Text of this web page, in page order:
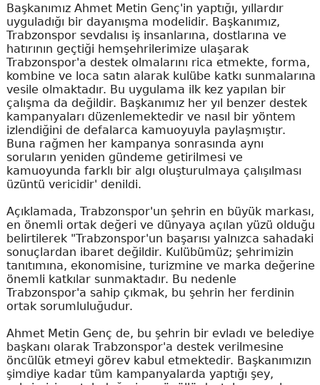
Başkanımız Ahmet Metin Genç'in yaptığı, yıllardır
uyguladığı bir dayanışma modelidir. Başkanımız,
Trabzonspor sevdalısı iş insanlarına, dostlarına ve
hatırının geçtiği hemşehrilerimize ulaşarak
Trabzonspor'a destek olmalarını rica etmekte, forma,
kombine ve loca satın alarak kulübe katkı sunmalarına
vesile olmaktadır. Bu uygulama ilk kez yapılan bir
çalışma da değildir. Başkanımız her yıl benzer destek
kampanyaları düzenlemektedir ve nasıl bir yöntem
izlendiğini de defalarca kamuoyuyla paylaşmıştır.
Buna rağmen her kampanya sonrasında aynı
soruların yeniden gündeme getirilmesi ve
kamuoyunda farklı bir algı oluşturulmaya çalışılması
üzüntü vericidir' denildi.
Açıklamada, Trabzonspor'un şehrin en büyük markası,
en önemli ortak değeri ve dünyaya açılan yüzü olduğu
belirtilerek "Trabzonspor'un başarısı yalnızca sahadaki
sonuçlardan ibaret değildir. Kulübümüz; şehrimizin
tanıtımına, ekonomisine, turizmine ve marka değerine
önemli katkılar sunmaktadır. Bu nedenle
Trabzonspor'a sahip çıkmak, bu şehrin her ferdinin
ortak sorumluluğudur.
Ahmet Metin Genç de, bu şehrin bir evladı ve belediye
başkanı olarak Trabzonspor'a destek verilmesine
öncülük etmeyi görev kabul etmektedir. Başkanımızın
şimdiye kadar tüm kampanyalarda yaptığı şey,